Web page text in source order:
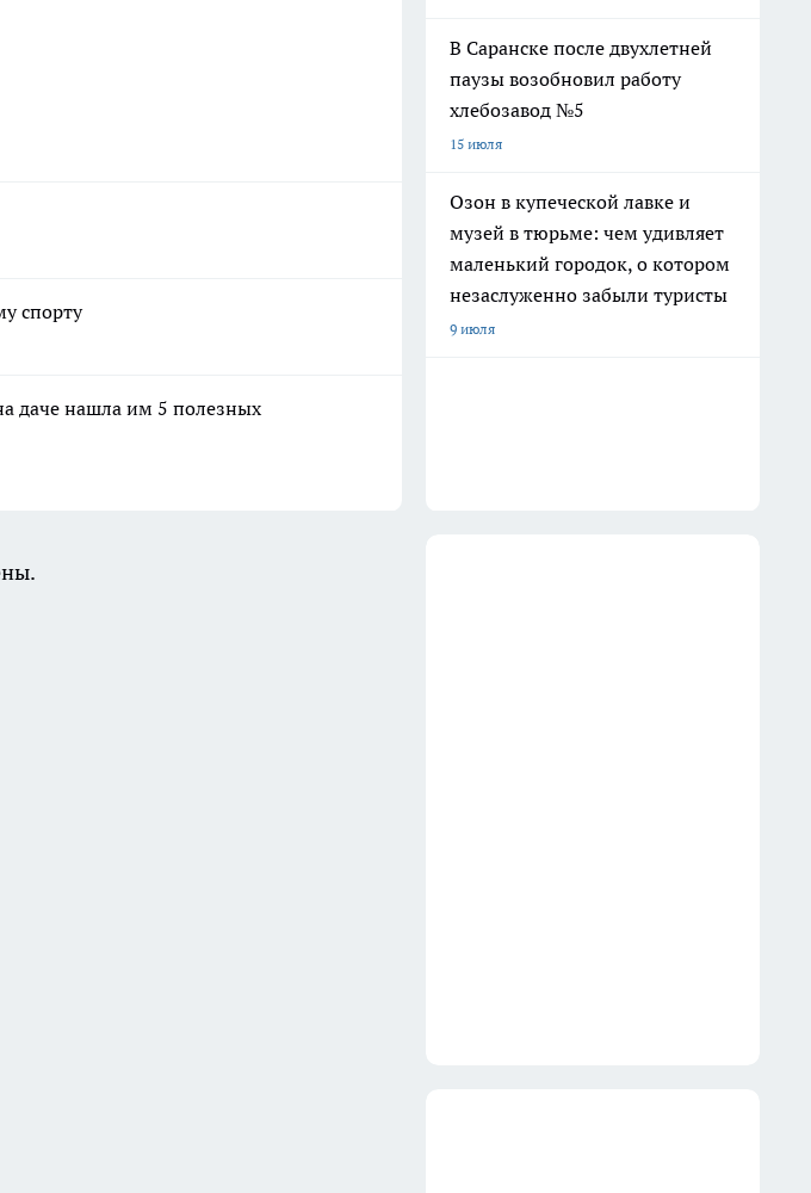
спорту
даче нашла им 5 полезных
В Саранске после двухлетней
паузы возобновил работу
хлебозавод №5
15 июля
Озон в купеческой лавке и
музей в тюрьме: чем удивляет
маленький городок, о котором
незаслуженно забыли туристы
9 июля